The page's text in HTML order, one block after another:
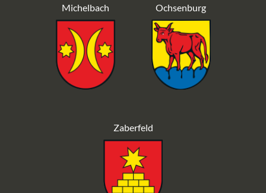
Michelbach Ochsenburg
Zaberfeld